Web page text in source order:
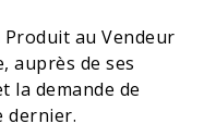
au Vendeur
auprès de ses
la demande de
dernier.